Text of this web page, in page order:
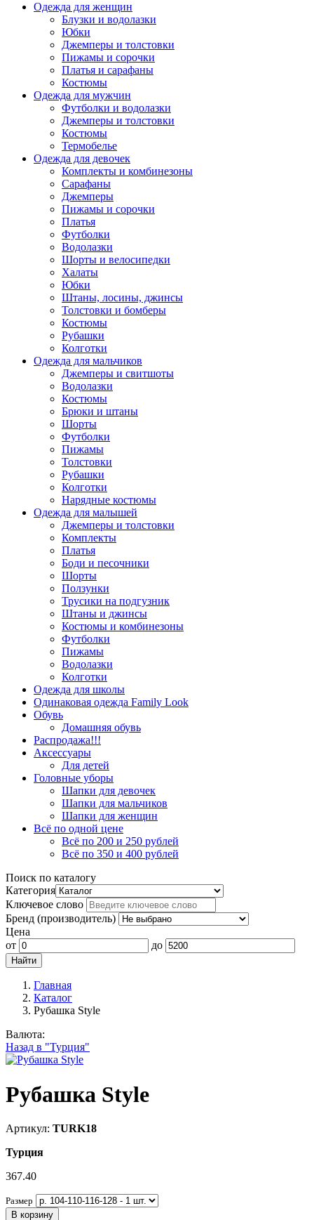
Одежда для женщин
Блузки и водолазки
Юбки
Джемперы и толстовки
Пижамы и сорочки
Платья и сарафаны
Костюмы
Одежда для мужчин
Футболки и водолазки
Джемперы и толстовки
Костюмы
Термобелье
Одежда для девочек
Комплекты и комбинезоны
Сарафаны
Джемперы
Пижамы и сорочки
Платья
Футболки
Водолазки
Шорты и велосипедки
Халаты
Юбки
Штаны, лосины, джинсы
Толстовки и бомберы
Костюмы
Рубашки
Колготки
Одежда для мальчиков
Джемперы и свитшоты
Водолазки
Костюмы
Брюки и штаны
Шорты
Футболки
Пижамы
Толстовки
Рубашки
Колготки
Нарядные костюмы
Одежда для малышей
Джемперы и толстовки
Комплекты
Платья
Боди и песочники
Шорты
Ползунки
Трусики на подгузник
Штаны и джинсы
Костюмы и комбинезоны
Футболки
Пижамы
Водолазки
Колготки
Одежда для школы
Одинаковая одежда Family Look
Обувь
Домашняя обувь
Распродажа!!!
Аксессуары
Для детей
Головные уборы
Шапки для девочек
Шапки для мальчиков
Шапки для женщин
Всё по одной цене
Всё по 200 и 250 рублей
Всё по 350 и 400 рублей
Поиск по каталогу
Категория
Ключевое слово
Бренд (производитель)
Цена
от
до
Главная
Каталог
Рубашка Style
Валюта:
Назад в "Турция"
Рубашка Style
Артикул: TURK18
Турция
367.40
Размер
В корзину